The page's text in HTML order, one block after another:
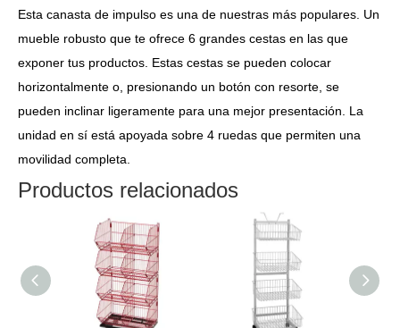
Esta canasta de impulso es una de nuestras más populares. Un
mueble robusto que te ofrece 6 grandes cestas en las que
exponer tus productos. Estas cestas se pueden colocar
horizontalmente o, presionando un botón con resorte, se
pueden inclinar ligeramente para una mejor presentación. La
unidad en sí está apoyada sobre 4 ruedas que permiten una
movilidad completa.
Productos relacionados